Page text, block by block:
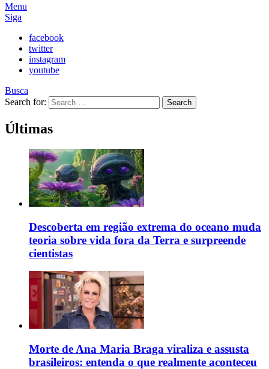
Menu
Siga
facebook
twitter
instagram
youtube
Busca
Search for:
Search
Últimas
Descoberta em região extrema do oceano muda
teoria sobre vida fora da Terra e surpreende
cientistas
Morte de Ana Maria Braga viraliza e assusta
brasileiros: entenda o que realmente aconteceu